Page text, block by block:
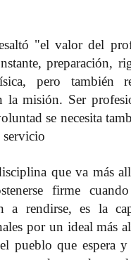
"el valor del
preparación,
pero también
la misión. Ser
se necesita
servicio
que va más
firme
a rendirse, es la
por un ideal más
pueblo que espera